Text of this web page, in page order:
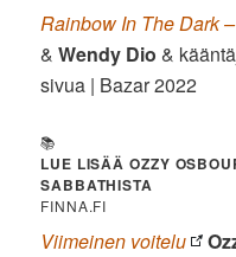
Rainbow In The Dark
&Wendy Dio &
sivua | Bazar 2022
📚
LUE LISÄÄ OZZY
SABBATHISTA
FINNA.FI
Viimeinen voitelu